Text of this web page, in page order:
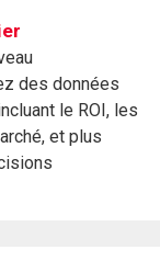
des données
le ROI, les
et plus